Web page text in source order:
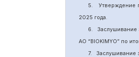
5.
Утверждение
2025 года.
6.
Заслушивание
АО “BIOKIMYO”по
7.
Заслушивание